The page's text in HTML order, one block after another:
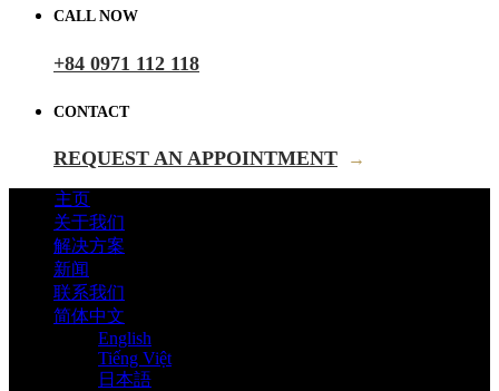
CALL NOW
+84 0971 112 118
CONTACT
REQUEST AN APPOINTMENT →
主页
关于我们
解决方案
新闻
联系我们
简体中文
English
Tiếng Việt
日本語